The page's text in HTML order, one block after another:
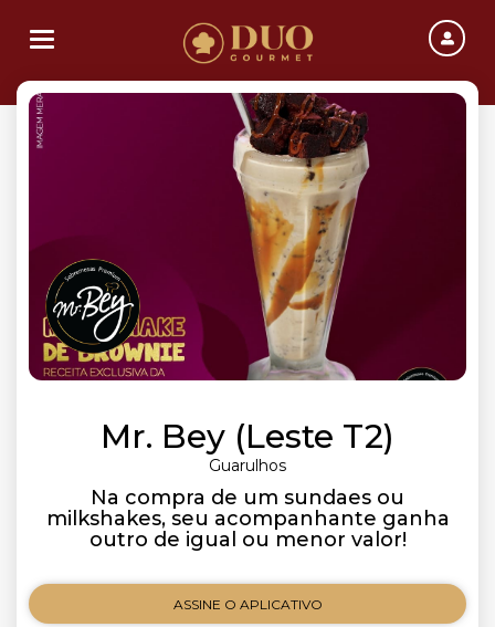
Toggle navigation
Mr. Bey (Leste T2)
Guarulhos
Na compra de um sundaes ou
milkshakes, seu acompanhante ganha
outro de igual ou menor valor!
ASSINE O APLICATIVO